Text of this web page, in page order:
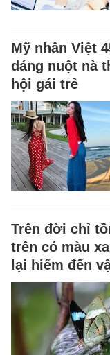
Mỹ nhân Việt
dáng nuột nà
hội gái trẻ
Trên đời chỉ
trên có màu
lại hiếm đến